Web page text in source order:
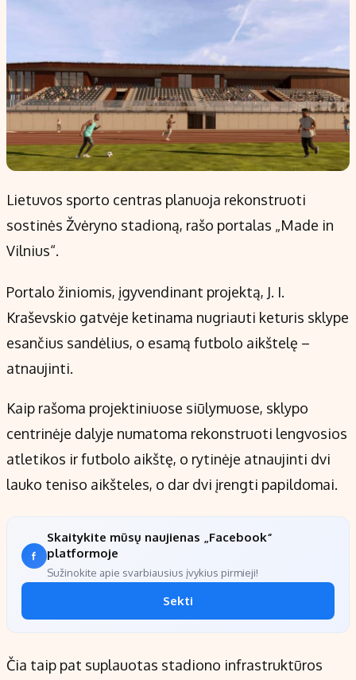
Lietuvos sporto centras planuoja rekonstruoti
sostinės Žvėryno stadioną, rašo portalas „Made in
Vilnius“.
Portalo žiniomis, įgyvendinant projektą, J. I.
Kraševskio gatvėje ketinama nugriauti keturis sklype
esančius sandėlius, o esamą futbolo aikštelę –
atnaujinti.
Kaip rašoma projektiniuose siūlymuose, sklypo
centrinėje dalyje numatoma rekonstruoti lengvosios
atletikos ir futbolo aikštę, o rytinėje atnaujinti dvi
lauko teniso aikšteles, o dar dvi įrengti papildomai.
Skaitykite mūsų naujienas „Facebook“
platformoje
Sužinokite apie svarbiausius įvykius pirmieji!
Sekti
Čia taip pat suplauotas stadiono infrastruktūros